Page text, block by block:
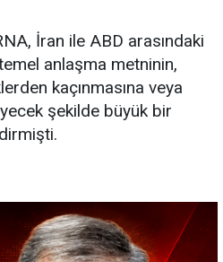
İran ile ABD arasındaki
anlaşma metninin,
kaçınmasına veya
şekilde büyük bir